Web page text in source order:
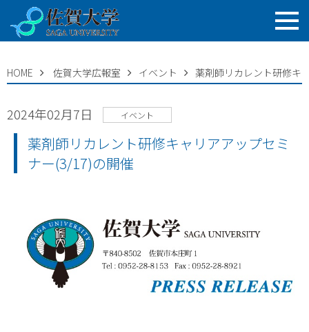
HOME 佐賀大学広報室 イベント 薬剤師リカレント研修キ
2024年02月7日 イベント
薬剤師リカレント研修キャリアアップセミ
ナー(3/17)の開催